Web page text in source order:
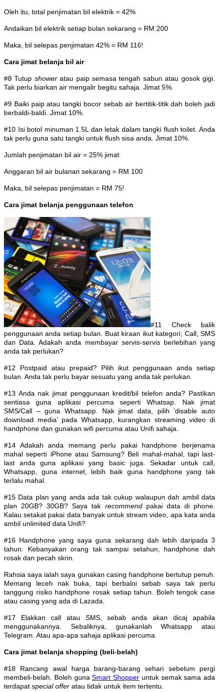
Oleh itu, total penjimatan bil elektrik = 42%
Andaikan bil elektrik setiap bulan sekarang = RM 200
Maka, bil selepas penjimatan 42% = RM 116!
Cara jimat belanja bil air
#8 Tutup showeratau paip semasa tengah sabun atau gosok gigi.
Tak perlu biarkan air mengalir begitu sahaja. Jimat 5%.
#9 Baiki paip atau tangki bocor sebab air bertitik-titik dah boleh jadi
berbaldi-baldi. Jimat 10%.
#10 Isi botol minuman 1.5L dan letak dalam tangki flush toilet. Anda
tak perlu guna satu tangki untuk flush sisa anda. Jimat 10%.
Jumlah penjimatan bil air = 25% jimat
Anggaran bil air bulanan sekarang = RM 100
Maka, bil selepas penjimatan = RM 75!
Cara jimat belanja penggunaan telefon
#11 Check balik
penggunaan anda setiap bulan. Buat kiraan ikut kategori; Call, SMS
dan Data. Adakah anda membayar servis-servis berlebihan yang
anda tak perlukan?
#12 Postpaid atau prepaid? Pilih ikut penggunaan anda setiap
bulan. Anda tak perlu bayar sesuatu yang anda tak perlukan.
#13 Anda nak jimat penggunaan kredit/bil telefon anda? Pastikan
sentiasa guna aplikasi percuma seperti Whatsap. Nak jimat
SMS/Call – guna Whatsapp. Nak jimat data, pilih ‘disable auto
download media’ pada Whatsapp, kurangkan streaming video di
handphone dan gunakan wifi percuma atau Unifi sahaja.
#14 Adakah anda memang perlu pakai handphone berjenama
mahal seperti iPhone atau Samsung? Beli mahal-mahal, tapi last-
last anda guna aplikasi yang basic juga. Sekadar untuk call,
Whatsapp, guna internet, lebih baik guna handphone yang tak
terlalu mahal.
#15 Data plan yang anda ada tak cukup walaupun dah ambil data
plan 20GB? 30GB? Saya tak recommendpakai data di phone.
Kalau setakat pakai data banyak untuk stream video, apa kata anda
ambil unlimited data Unifi?
#16 Handphone yang saya guna sekarang dah lebih daripada 3
tahun. Kebanyakan orang tak sampai setahun, handphone dah
rosak dan pecah skrin.
Rahsia saya ialah saya gunakan casing handphone bertutup penuh.
Memang leceh nak buka, tapi berbaloi sebab saya tak perlu
tanggung risiko handphone rosak setiap tahun. Boleh tengok case
atau casing yang ada di Lazada.
#17 Elakkan call atau SMS, sebab anda akan dicaj apabila
menggunakannya. Sebaliknya, gunakanlah Whatsapp atau
Telegram. Atau apa-apa sahaja aplikasi percuma.
Cara jimat belanja shopping (beli-belah)
#18 Rancang awal harga barang-barang sehari sebelum pergi
membeli-belah. Boleh gunaSmart Shopper untuk semak sama ada
terdapat special offer atau tidak untuk item tertentu.